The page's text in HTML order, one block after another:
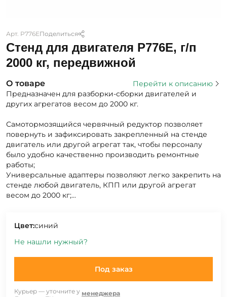
Арт. Р776ЕПоделиться
Стенд для двигателя Р776Е, г/п
2000 кг, передвижной
О товаре
Перейти к описанию
Предназначен для разборки-сборки двигателей и
других агрегатов весом до 2000 кг.
Самотормозящийся червячный редуктор позволяет
повернуть и зафиксировать закрепленный на стенде
двигатель или другой агрегат так, чтобы персоналу
было удобно качественно производить ремонтные
работы;
Универсальные адаптеры позволяют легко закрепить на
стенде любой двигатель, КПП или другой агрегат
весом до 2000 кг;...
Цвет:синий
Не нашли нужный?
Под заказ
Курьер — уточните у менеджера